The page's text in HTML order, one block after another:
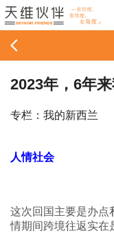
2023年，6年来
专栏：我的新西兰
人情社会
这次回国主要是办点
情期间跨境往返实在